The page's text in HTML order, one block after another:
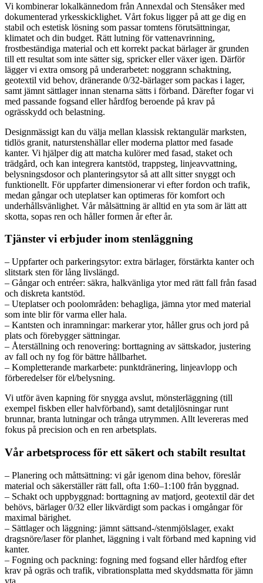
Vi kombinerar lokalkännedom från Annexdal och Stensåker med
dokumenterad yrkesskicklighet. Vårt fokus ligger på att ge dig en
stabil och estetisk lösning som passar tomtens förutsättningar,
klimatet och din budget. Rätt lutning för vattenavrinning,
frostbeständiga material och ett korrekt packat bärlager är grunden
till ett resultat som inte sätter sig, spricker eller växer igen. Därför
lägger vi extra omsorg på underarbetet: noggrann schaktning,
geotextil vid behov, dränerande 0/32-bärlager som packas i lager,
samt jämnt sättlager innan stenarna sätts i förband. Därefter fogar vi
med passande fogsand eller hårdfog beroende på krav på
ogrässkydd och belastning.
Designmässigt kan du välja mellan klassisk rektangulär marksten,
tidlös granit, naturstenshällar eller moderna plattor med fasade
kanter. Vi hjälper dig att matcha kulörer med fasad, staket och
trädgård, och kan integrera kantstöd, trappsteg, linjeavvattning,
belysningsdosor och planteringsytor så att allt sitter snyggt och
funktionellt. För uppfarter dimensionerar vi efter fordon och trafik,
medan gångar och uteplatser kan optimeras för komfort och
underhållsvänlighet. Vår målsättning är alltid en yta som är lätt att
skotta, sopas ren och håller formen år efter år.
Tjänster vi erbjuder inom stenläggning
– Uppfarter och parkeringsytor: extra bärlager, förstärkta kanter och
slitstark sten för lång livslängd.
– Gångar och entréer: säkra, halkvänliga ytor med rätt fall från fasad
och diskreta kantstöd.
– Uteplatser och poolområden: behagliga, jämna ytor med material
som inte blir för varma eller hala.
– Kantsten och inramningar: markerar ytor, håller grus och jord på
plats och förebygger sättningar.
– Återställning och renovering: borttagning av sättskador, justering
av fall och ny fog för bättre hållbarhet.
– Kompletterande markarbete: punktdränering, linjeavlopp och
förberedelser för el/belysning.
Vi utför även kapning för snygga avslut, mönsterläggning (till
exempel fiskben eller halvförband), samt detaljlösningar runt
brunnar, branta lutningar och trånga utrymmen. Allt levereras med
fokus på precision och en ren arbetsplats.
Vår arbetsprocess för ett säkert och stabilt resultat
– Planering och måttsättning: vi går igenom dina behov, föreslår
material och säkerställer rätt fall, ofta 1:60–1:100 från byggnad.
– Schakt och uppbyggnad: borttagning av matjord, geotextil där det
behövs, bärlager 0/32 eller likvärdigt som packas i omgångar för
maximal bärighet.
– Sättlager och läggning: jämnt sättsand-/stenmjölslager, exakt
dragsnöre/laser för planhet, läggning i valt förband med kapning vid
kanter.
– Fogning och packning: fogning med fogsand eller hårdfog efter
krav på ogräs och trafik, vibrationsplatta med skyddsmatta för jämn
yta.